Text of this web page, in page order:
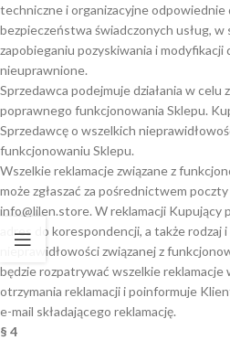
techniczne i organizacyjne odpowiednie
bezpieczeństwa świadczonych usług, w
zapobieganiu pozyskiwania i
nieuprawnione.
Sprzedawca podejmuje działania w celu
poprawnego funkcjonowania Sklepu.
Sprzedawcę o wszelkich
funkcjonowaniu Sklepu.
Wszelkie reklamacje związane z
może zgłaszać za pośrednictwem
info@lilen.store. W reklamacji Kupujący
adres do korespondencji, a także rodzaj
nieprawidłowości związanej z
będzie rozpatrywać wszelkie reklamacje
otrzymania reklamacji i poinformuje
e-mail składającego reklamację.
§ 4